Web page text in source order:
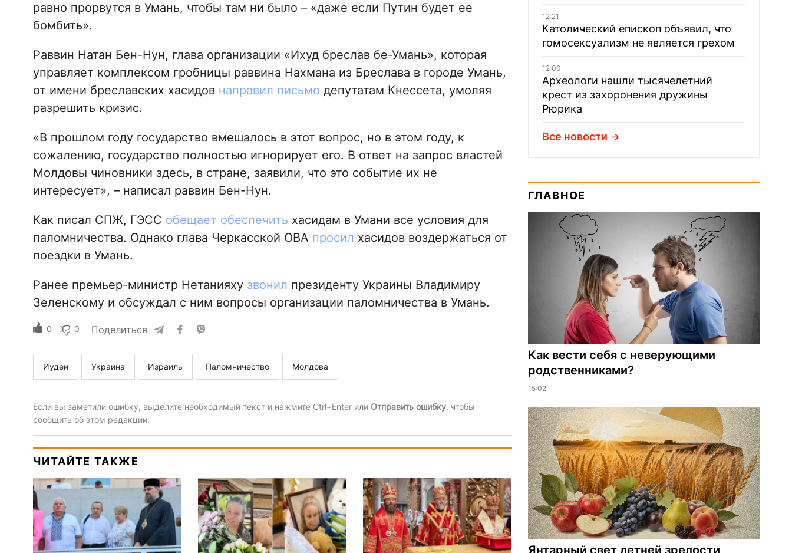
равно прорвутся в Умань, чтобы там ни было – «даже если Путин будет ее
бомбить».
Раввин Натан Бен-Нун, глава организации «Ихуд бреслав бе-Умань», которая
управляет комплексом гробницы раввина Нахмана из Бреслава в городе Умань,
от имени бреславских хасидов направил письмо депутатам Кнессета, умоляя
разрешить кризис.
«В прошлом году государство вмешалось в этот вопрос, но в этом году, к
сожалению, государство полностью игнорирует его. В ответ на запрос властей
Молдовы чиновники здесь, в стране, заявили, что это событие их не
интересует», – написал раввин Бен-Нун.
Как писал СПЖ, ГЭСС обещает обеспечить хасидам в Умани все условия для
паломничества. Однако глава Черкасской ОВА просил хасидов воздержаться от
поездки в Умань.
Ранее премьер-министр Нетанияху звонил президенту Украины Владимиру
Зеленскому и обсуждал с ним вопросы организации паломничества в Умань.
0 0 Поделиться
Иудеи Украина Израиль Паломничество Молдова
Если вы заметили ошибку, выделите необходимый текст и нажмите Ctrl+Enter или Отправить ошибку, чтобы
сообщить об этом редакции.
ЧИТАЙТЕ ТАКЖЕ
12:21
Католический епископ объявил, что
гомосексуализм не является грехом
12:00
Археологи нашли тысячелетний
крест из захоронения дружины
Рюрика
Все новости
ГЛАВНОЕ
Как вести себя с неверующими
родственниками?
15:02
Янтарный свет летней зрелости